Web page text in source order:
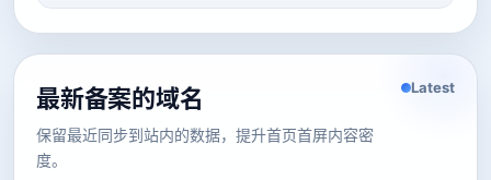
最新备案的域名
保留最近同步到站内的数据，提升首页首屏内容密
度。
Latest